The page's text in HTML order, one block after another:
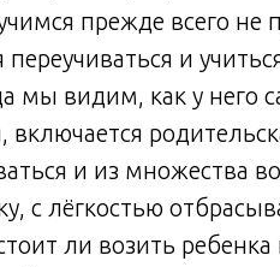
прежде всего не
переучиваться и
мы видим, как у него
и из множества
с лёгкостью
ли возить